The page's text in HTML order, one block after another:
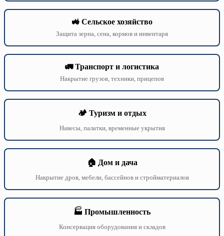
🚜 Сельское хозяйство
Защита зерна, сена, кормов и инвентаря
🚛 Транспорт и логистика
Накрытие грузов, техники, прицепов
🏕️ Туризм и отдых
Навесы, палатки, временные укрытия
🏠 Дом и дача
Накрытие дров, мебели, бассейнов и стройматериалов
🏭 Промышленность
Консервация оборудования и складов